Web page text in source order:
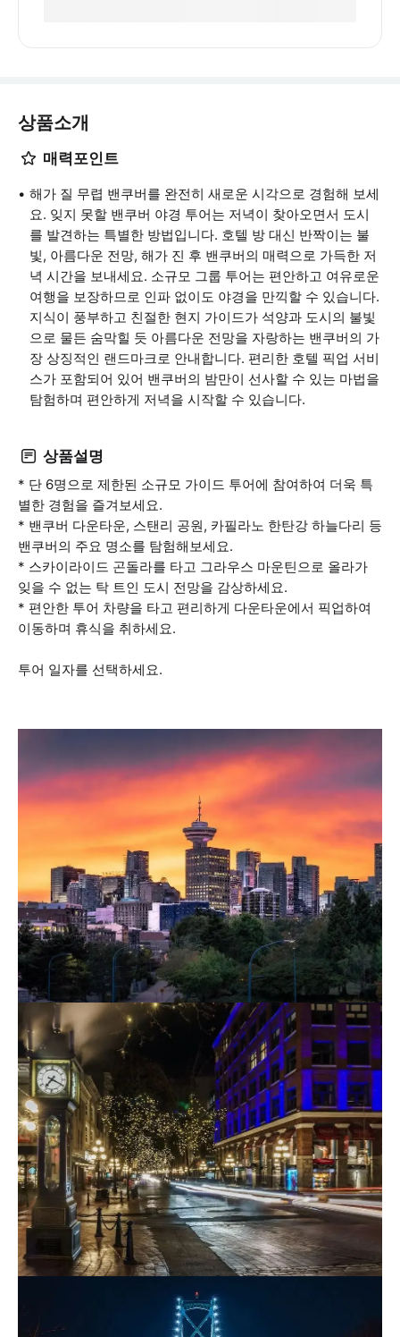
상품소개
매력포인트
해가 질 무렵 밴쿠버를 완전히 새로운 시각으로 경험해 보세
요. 잊지 못할 밴쿠버 야경 투어는 저녁이 찾아오면서 도시
를 발견하는 특별한 방법입니다. 호텔 방 대신 반짝이는 불
빛, 아름다운 전망, 해가 진 후 밴쿠버의 매력으로 가득한 저
녁 시간을 보내세요. 소규모 그룹 투어는 편안하고 여유로운
여행을 보장하므로 인파 없이도 야경을 만끽할 수 있습니다.
지식이 풍부하고 친절한 현지 가이드가 석양과 도시의 불빛
으로 물든 숨막힐 듯 아름다운 전망을 자랑하는 밴쿠버의 가
장 상징적인 랜드마크로 안내합니다. 편리한 호텔 픽업 서비
스가 포함되어 있어 밴쿠버의 밤만이 선사할 수 있는 마법을
탐험하며 편안하게 저녁을 시작할 수 있습니다.
상품설명
* 단 6명으로 제한된 소규모 가이드 투어에 참여하여 더욱 특
별한 경험을 즐겨보세요.
* 밴쿠버 다운타운, 스탠리 공원, 카필라노 한탄강 하늘다리 등
밴쿠버의 주요 명소를 탐험해보세요.
* 스카이라이드 곤돌라를 타고 그라우스 마운틴으로 올라가
잊을 수 없는 탁 트인 도시 전망을 감상하세요.
* 편안한 투어 차량을 타고 편리하게 다운타운에서 픽업하여
이동하며 휴식을 취하세요.
투어 일자를 선택하세요.